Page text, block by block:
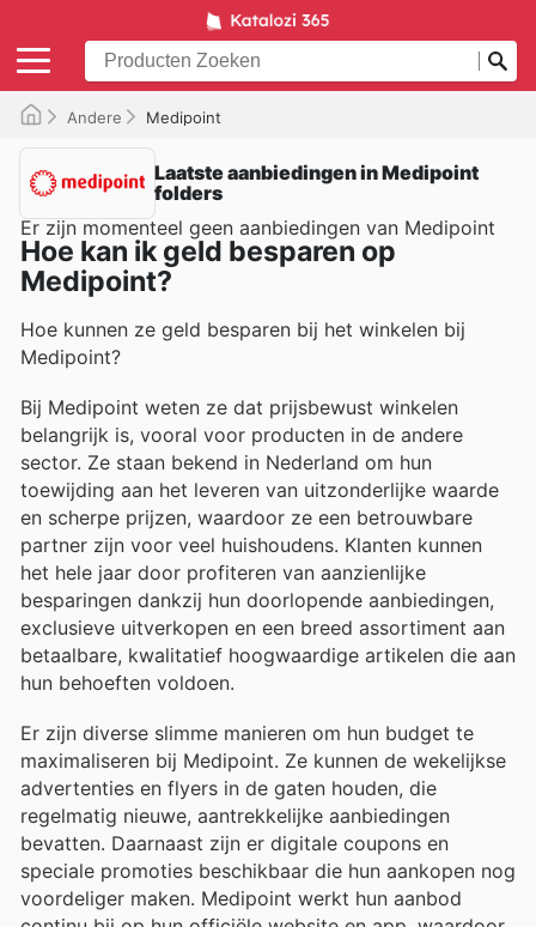
Andere Medipoint
Laatste aanbiedingen in Medipoint
folders
Er zijn momenteel geen aanbiedingen van Medipoint
Hoe kan ik geld besparen op
Medipoint?
Hoe kunnen ze geld besparen bij het winkelen bij
Medipoint?
Bij Medipoint weten ze dat prijsbewust winkelen
belangrijk is, vooral voor producten in de andere
sector. Ze staan bekend in Nederland om hun
toewijding aan het leveren van uitzonderlijke waarde
en scherpe prijzen, waardoor ze een betrouwbare
partner zijn voor veel huishoudens. Klanten kunnen
het hele jaar door profiteren van aanzienlijke
besparingen dankzij hun doorlopende aanbiedingen,
exclusieve uitverkopen en een breed assortiment aan
betaalbare, kwalitatief hoogwaardige artikelen die aan
hun behoeften voldoen.
Er zijn diverse slimme manieren om hun budget te
maximaliseren bij Medipoint. Ze kunnen de wekelijkse
advertenties en flyers in de gaten houden, die
regelmatig nieuwe, aantrekkelijke aanbiedingen
bevatten. Daarnaast zijn er digitale coupons en
speciale promoties beschikbaar die hun aankopen nog
voordeliger maken. Medipoint werkt hun aanbod